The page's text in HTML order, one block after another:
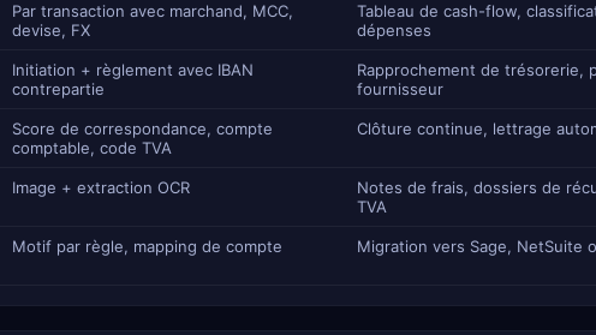
Par transaction avec marchand, MCC,
devise, FX
Tableau de cash-flow,
dépenses
Initiation + règlement avec IBAN
contrepartie
Rapprochement de trésorerie,
fournisseur
Score de correspondance, compte
comptable, code TVA
Clôture continue, lettrage
Image + extraction OCR
Notes de frais, dossiers de
TVA
Motif par règle, mapping de compte Migration vers Sage, NetSuite